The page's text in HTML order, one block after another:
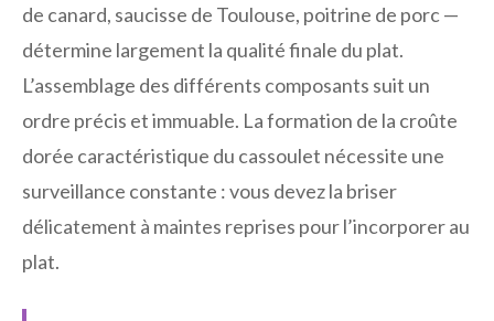
de canard, saucisse de Toulouse, poitrine de porc —
détermine largement la qualité finale du plat.
L’assemblage des différents composants suit un
ordre précis et immuable. La formation de la croûte
dorée caractéristique du cassoulet nécessite une
surveillance constante : vous devez la briser
délicatement à maintes reprises pour l’incorporer au
plat.